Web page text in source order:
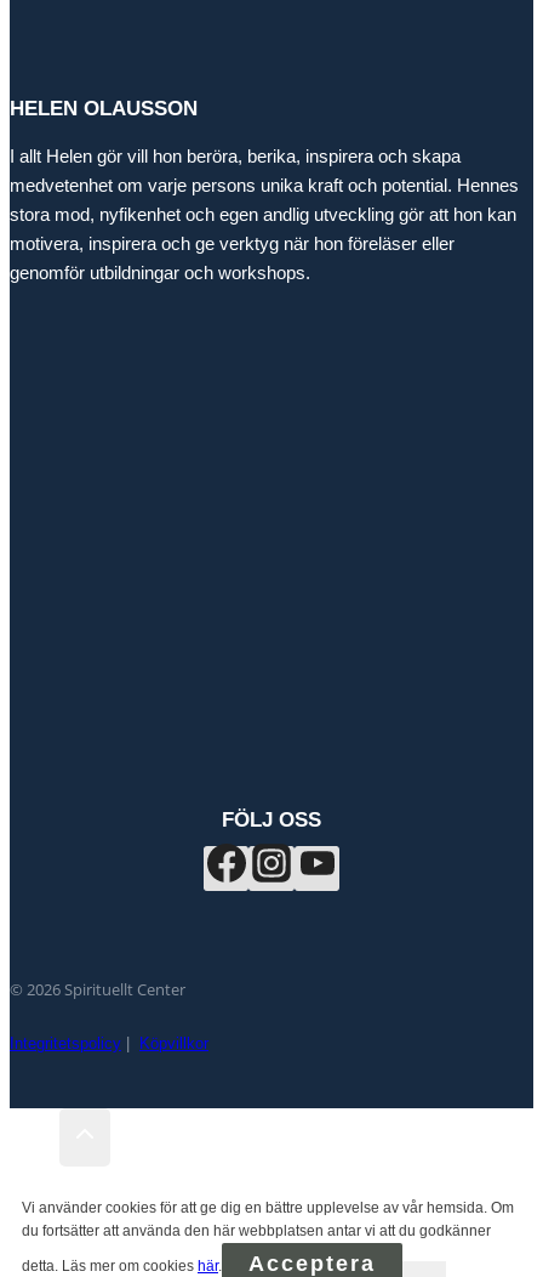
HELEN OLAUSSON
I allt Helen gör vill hon beröra, berika, inspirera och skapa
medvetenhet om varje persons unika kraft och potential. Hennes
stora mod, nyfikenhet och egen andlig utveckling gör att hon kan
motivera, inspirera och ge verktyg när hon föreläser eller
genomför utbildningar och workshops.
FÖLJ OSS
© 2026 Spirituellt Center
Integritetspolicy Köpvillkor
Vi använder cookies för att ge dig en bättre upplevelse av vår hemsida. Om
du fortsätter att använda den här webbplatsen antar vi att du godkänner
detta. Läs mer om cookies här. Acceptera